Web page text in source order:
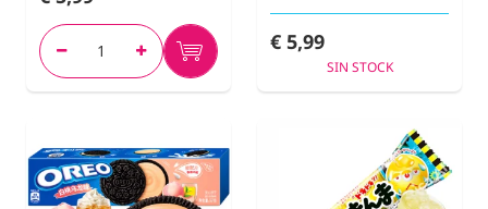
€ 5,99
SIN STOCK